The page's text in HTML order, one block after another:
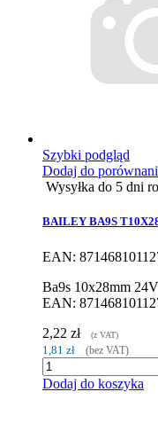
Szybki podgląd
Dodaj do
Wysyłka do 5 dni
BAILEY BA9S
EAN:
Ba9s 10x28mm
EAN:
2,22 zł
(z VAT)
1,81 zł (bez VAT)
Dodaj do koszyka